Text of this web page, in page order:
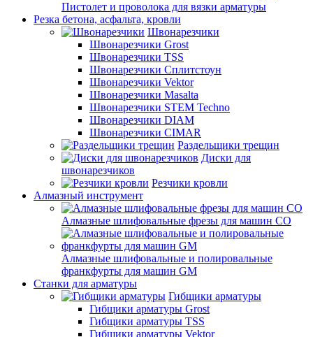
Пистолет и проволока для вязки арматуры
Резка бетона, асфальта, кровли
Швонарезчики
Швонарезчики Grost
Швонарезчики TSS
Швонарезчики Сплитстоун
Швонарезчики Vektor
Швонарезчики Masalta
Швонарезчики STEM Techno
Швонарезчики DIAM
Швонарезчики CIMAR
Раздельщики трещин
Диски для
швонарезчиков
Резчики кровли
Алмазный инструмент
Алмазные шлифовальные фрезы для машин СО
Алмазные шлифовальные и полировальные
франкфурты для машин GM
Станки для арматуры
Гибщики арматуры
Гибщики арматуры Grost
Гибщики арматуры TSS
Гибщики арматуры Vektor